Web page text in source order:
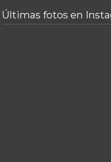
Últimas fotos en